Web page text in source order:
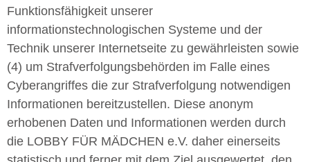
Funktionsfähigkeit unserer
informationstechnologischen Systeme und der
Technik unserer Internetseite zu gewährleisten sowie
(4) um Strafverfolgungsbehörden im Falle eines
Cyberangriffes die zur Strafverfolgung notwendigen
Informationen bereitzustellen. Diese anonym
erhobenen Daten und Informationen werden durch
die LOBBY FÜR MÄDCHEN e.V. daher einerseits